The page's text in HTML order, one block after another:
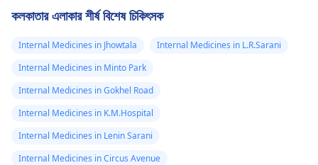
কলকাতার এলাকার শীর্ষ বিশেষ চিকিৎসক
Internal Medicines in Jhowtala
Internal Medicines in L.R.Sarani
Internal Medicines in Minto Park
Internal Medicines in Gokhel Road
Internal Medicines in K.M.Hospital
Internal Medicines in Lenin Sarani
Internal Medicines in Circus Avenue